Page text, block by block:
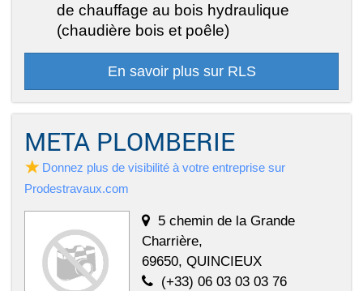
de chauffage au bois hydraulique
(chaudière bois et poêle)
En savoir plus sur RLS
META PLOMBERIE
Donnez plus de visibilité à votre entreprise sur
Prodestravaux.com
5 chemin de la Grande
Charrière,
69650, QUINCIEUX
(+33) 06 03 03 03 76